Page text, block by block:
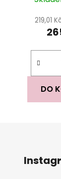
219,01
DO